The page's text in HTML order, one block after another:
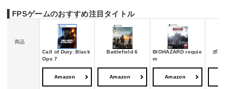
FPSゲームのおすすめ注目タイトル
商品
Call of Duty: Black
Ops 7
Battlefield 6
BIOHAZARD requie
m
ボー
Amazon Amazon Amazon